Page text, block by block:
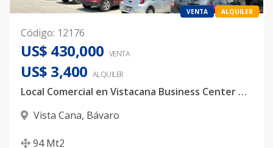
VENTA ALQUILER
Código: 12176
US$ 430,000 VENTA
US$ 3,400 ALQUILER
Local Comercial en Vistacana Business Center en Venta| Alta Visibilidad
Vista Cana, Bávaro
94 Mt2